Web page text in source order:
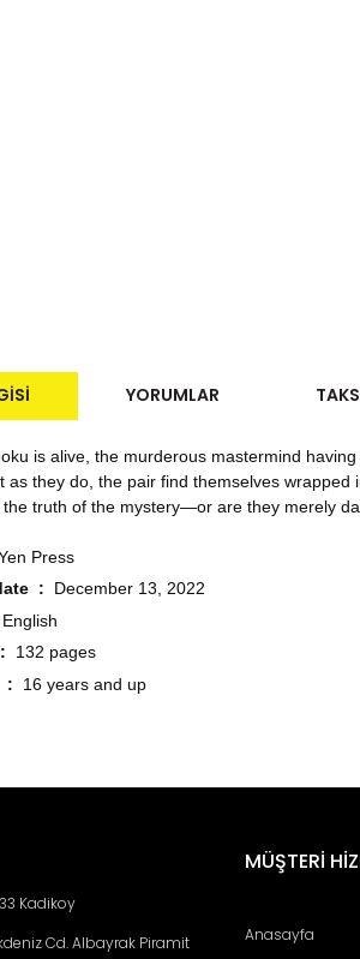
YORUMLAR
is alive, the murderous mastermind
as they do, the pair find themselves
truth of the mystery―or are they merely
Press
Publication date ‏ : ‎ December 13, 2022
English
Print length ‏ : ‎ 132 pages
Reading age ‏ : ‎ 16 years and up
için teşekkür ederiz.
bozuk veya görüntülenemiyor.
hatalar bulunuyor.
sitelerden daha pahalı.
Kadikoy
Cd. Albayrak Piramit
MÜŞTERİ
Anasayfa